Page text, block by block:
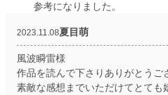
参考になりました。
2023.11.08夏目萌
風波瞬雷様
作品を読んで下さりありがとうご
素敵な感想までいただけてとても